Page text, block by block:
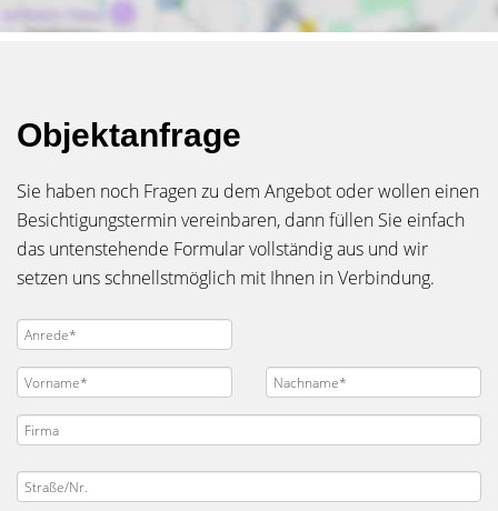
Objektanfrage
Sie haben noch Fragen zu dem Angebot oder wollen einen
Besichtigungstermin vereinbaren, dann füllen Sie einfach
das untenstehende Formular vollständig aus und wir
setzen uns schnellstmöglich mit Ihnen in Verbindung.